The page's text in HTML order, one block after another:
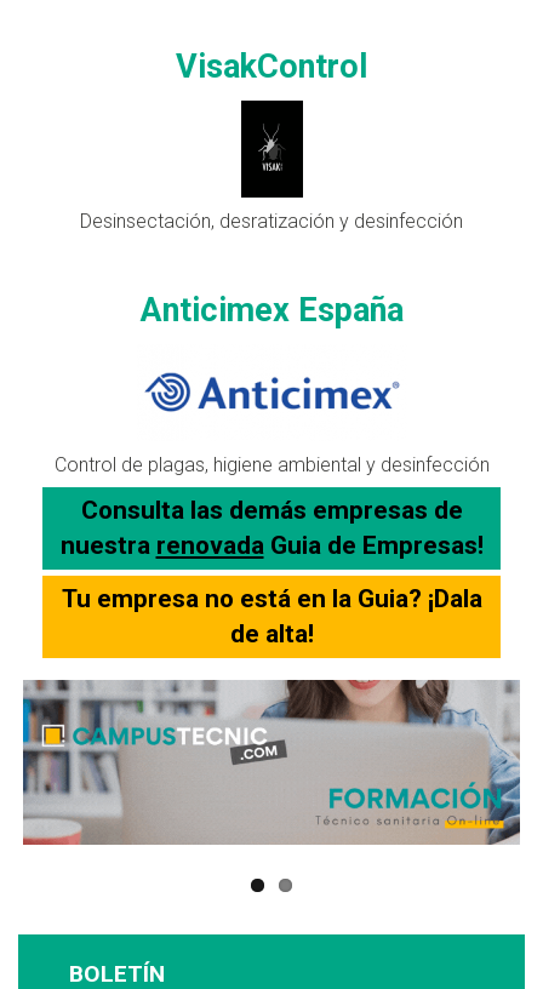
VisakControl
Desinsectación, desratización y desinfección
Anticimex España
Control de plagas, higiene ambiental y desinfección
Consulta las demás empresas de
nuestra renovadaGuia de Empresas!
Tu empresa no está en la Guia? ¡Dala
de alta!
BOLETÍN